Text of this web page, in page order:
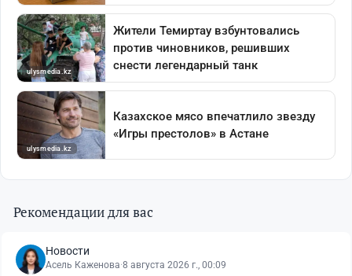
Рекомендации для вас
Новости
Асель Каженова·8 августа 2026 г., 00:09